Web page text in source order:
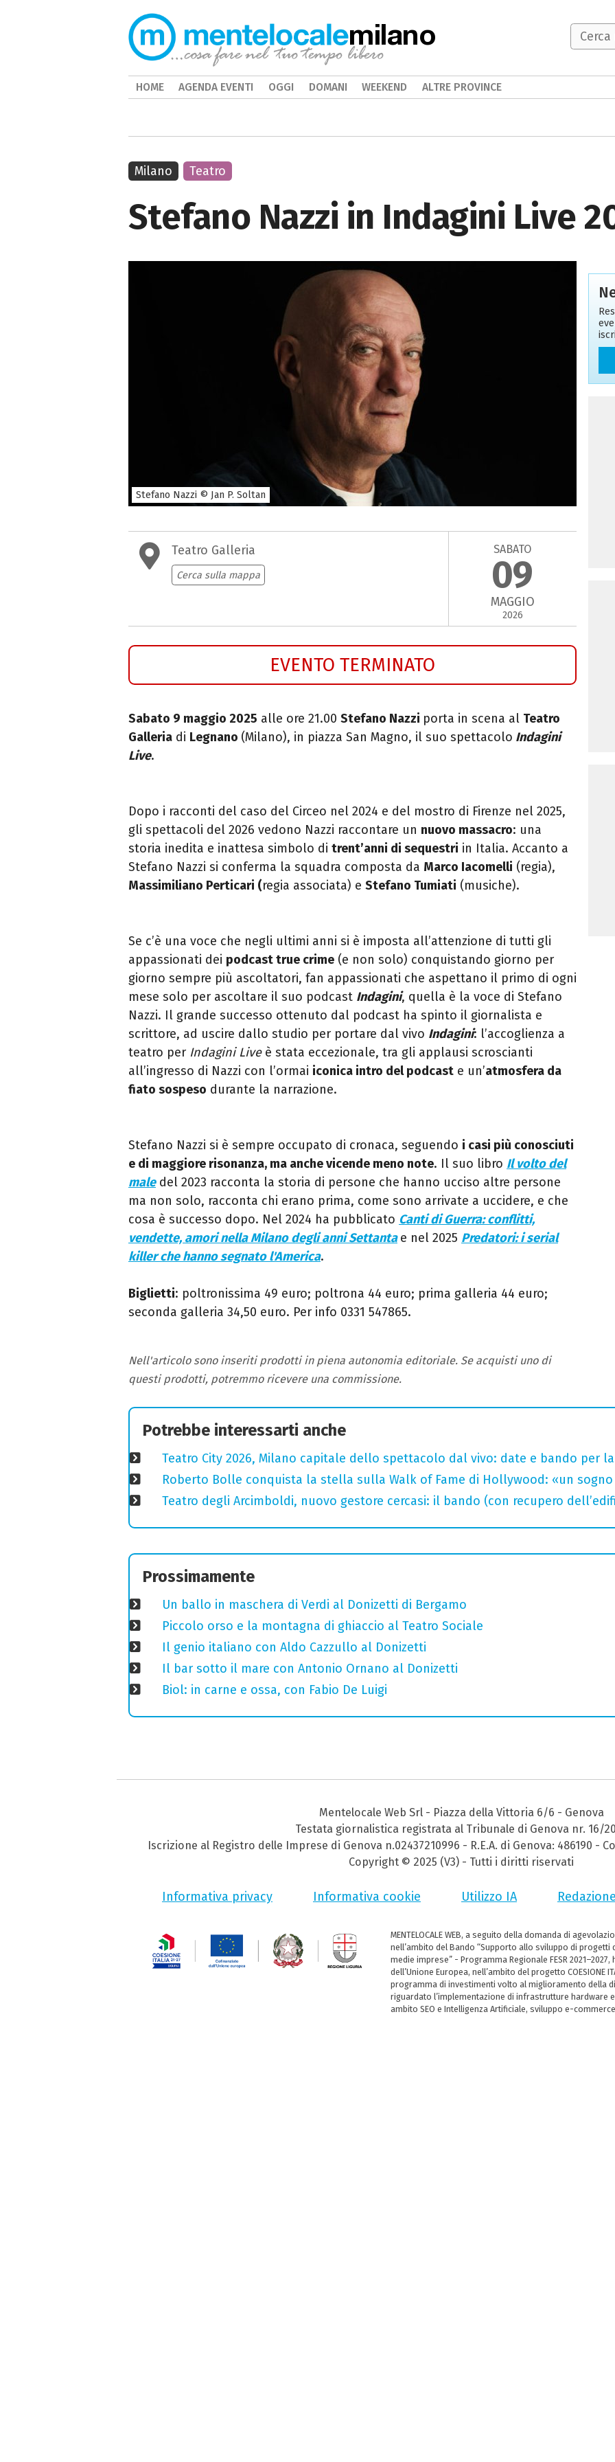
Stefano Nazzi in Indagini Live
Stefano Nazzi © Jan P. Soltan
Teatro Galleria
Cerca sulla mappa
SABATO
09
MAGGIO
2026
EVENTO TERMINATO
Sabato 9 maggio 2025 alle ore 21.00 Stefano Nazzi porta in scena al Teatro
Galleria di Legnano (Milano), in piazza San Magno, il suo spettacolo Indagini
Live.
Dopo i racconti del caso del Circeo nel 2024 e del mostro di Firenze nel 2025,
gli spettacoli del 2026 vedono Nazzi raccontare un nuovo massacro: una
storia inedita e inattesa simbolo di trent’anni di sequestri in Italia. Accanto a
Stefano Nazzi si conferma la squadra composta da Marco Iacomelli (regia),
Massimiliano Perticari (regia associata) e Stefano Tumiati (musiche).
Se c’è una voce che negli ultimi anni si è imposta all’attenzione di tutti gli
appassionati dei podcast true crime (e non solo) conquistando giorno per
giorno sempre più ascoltatori, fan appassionati che aspettano il primo di ogni
mese solo per ascoltare il suo podcast Indagini, quella è la voce di Stefano
Nazzi. Il grande successo ottenuto dal podcast ha spinto il giornalista e
scrittore, ad uscire dallo studio per portare dal vivo Indagini: l’accoglienza a
teatro per Indagini Liveè stata eccezionale, tra gli applausi scroscianti
all’ingresso di Nazzi con l’ormai iconica intro del podcast e un’atmosfera da
fiato sospeso durante la narrazione.
Stefano Nazzi si è sempre occupato di cronaca, seguendo i casi più conosciuti
e di maggiore risonanza, ma anche vicende meno note. Il suo libro Il volto del
maledel 2023 racconta la storia di persone che hanno ucciso altre persone
ma non solo, racconta chi erano prima, come sono arrivate a uccidere, e che
cosa è successo dopo. Nel 2024 ha pubblicato Canti di Guerra: conflitti,
vendette, amori nella Milano degli anni Settanta e nel 2025 Predatori: i serial
killer che hanno segnato l'America.
Biglietti: poltronissima 49 euro; poltrona 44 euro; prima galleria 44 euro;
seconda galleria 34,50 euro. Per info 0331 547865.
Nell'articolo sono inseriti prodotti in piena autonomia editoriale. Se acquisti uno di
questi prodotti, potremmo ricevere una commissione.
Milano Teatro
Potrebbe interessarti anche
Teatro City 2026, Milano capitale dello spettacolo dal vivo: date e bando per
Roberto Bolle conquista la stella sulla Walk of Fame di Hollywood: «un
Teatro degli Arcimboldi, nuovo gestore cercasi: il bando (con recupero
Prossimamente
Un ballo in maschera di Verdi al Donizetti di Bergamo
Piccolo orso e la montagna di ghiaccio al Teatro Sociale
Il genio italiano con Aldo Cazzullo al Donizetti
Il bar sotto il mare con Antonio Ornano al Donizetti
Biol: in carne e ossa, con Fabio De Luigi
milano
HOME AGENDA EVENTI OGGI DOMANI WEEKEND ALTRE PROVINCE
Mentelocale Web Srl - Piazza della Vittoria 6/6 - Genova
Testata giornalistica registrata al Tribunale di Genova nr. 16/
Iscrizione al Registro delle Imprese di Genova n.02437210996 - R.E.A. di Genova: 486190 -
Copyright © 2025 (V3) - Tutti i diritti riservati
Informativa privacy Informativa cookie Utilizzo IA Redazione
MENTELOCALE WEB, a seguito della domanda di
nell’ambito del Bando “Supporto allo sviluppo di
medie imprese” - Programma Regionale FESR
dell’Unione Europea, nell’ambito del progetto COESIONE
programma di investimenti volto al miglioramento della
riguardato l’implementazione di infrastrutture hardware
ambito SEO e Intelligenza Artificiale, sviluppo e-commerce